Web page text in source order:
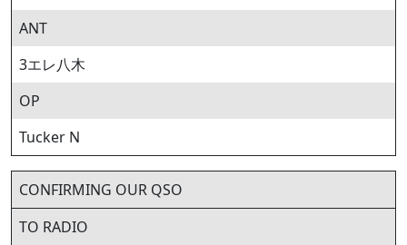
ANT
3エレ八木
OP
Tucker N
CONFIRMING OUR QSO
TO RADIO